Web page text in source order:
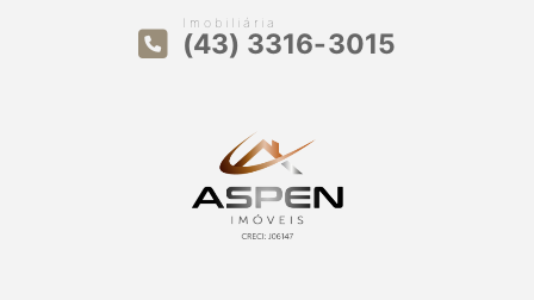
Imobiliária
(43) 3316-3015